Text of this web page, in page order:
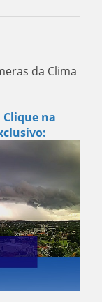
da Clima
Clique na